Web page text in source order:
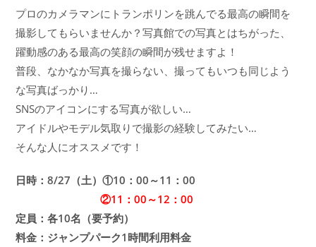
プロのカメラマンにトランポリンを跳んでる最高の瞬間を
撮影してもらいませんか？写真館での写真とはちがった、
躍動感のある最高の笑顔の瞬間が残せますよ！
普段、なかなか写真を撮らない、撮ってもいつも同じよう
な写真ばっかり…
SNSのアイコンにする写真が欲しい…
アイドルやモデル気取りで撮影の経験してみたい…
そんな人にオススメです！
日時：8/27（土）①10：00～11：00
②11：00～12：00
定員：各10名（要予約）
料金：ジャンプパーク1時間利用料金